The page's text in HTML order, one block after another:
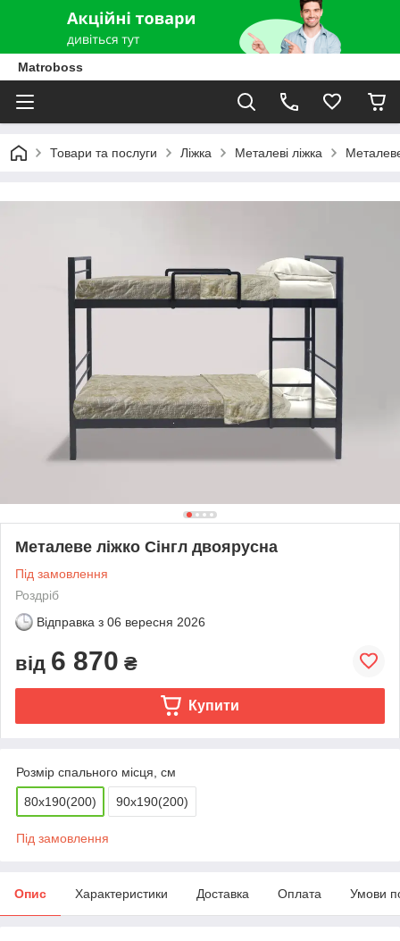
Matroboss
Товари та послуги Ліжка Металеві ліжка
Металеве ліжко Сінгл двоярусна
Під замовлення
Роздріб
Відправка з 06 вересня 2026
від 6 870 ₴
Купити
Розмір спального місця, см
80х190(200) 90х190(200)
Під замовлення
Опис Характеристики Доставка Оплата Умови